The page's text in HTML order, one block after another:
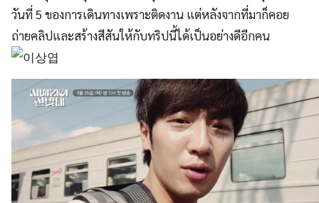
วันที่ 5 ของการเดินทางเพราะติดงาน แต่หลังจากที่มาก็คอย
ถ่ายคลิปและสร้างสีสันให้กับทริปนี้ได้เป็นอย่างดีอีกคน